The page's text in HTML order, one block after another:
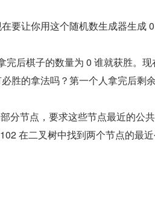
要让你用这个随机数生成器生成
完后棋子的数量为 0 谁就获胜。现
胜的拿法吗？第一个人拿完后剩
分节点，要求这些节点最近的公
在二叉树中找到两个节点的最